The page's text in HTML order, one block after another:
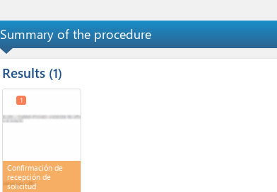
Summary of the procedure
Results 1
Confirmación de
recepción de
solicitud
1